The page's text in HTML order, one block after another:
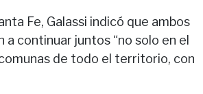
Fe, Galassi indicó que ambos
continuar juntos “no solo en el
de todo el territorio, con